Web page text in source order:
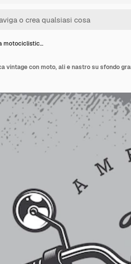
motociclistic…
vintage con moto, ali e nastro su sfondo